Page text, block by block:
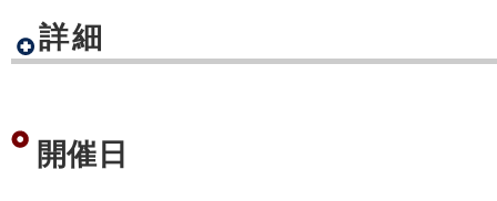
詳細
開催日